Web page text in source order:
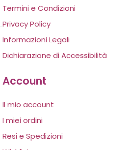
Termini e Condizioni
Privacy Policy
Informazioni Legali
Dichiarazione di Accessibilità
Account
Il mio account
I miei ordini
Resi e Spedizioni